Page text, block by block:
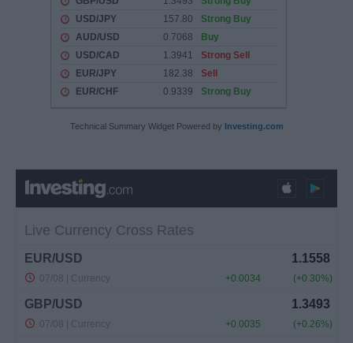
Technical Summary Widget Powered by Investing.com